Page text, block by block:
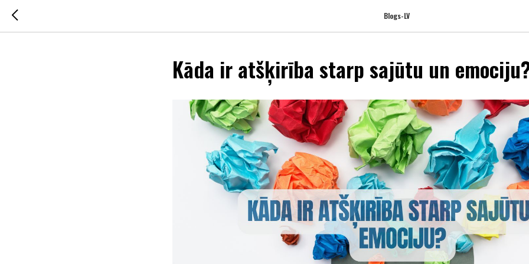
Blogs-LV
Kāda ir atšķirība starp sajūtu un